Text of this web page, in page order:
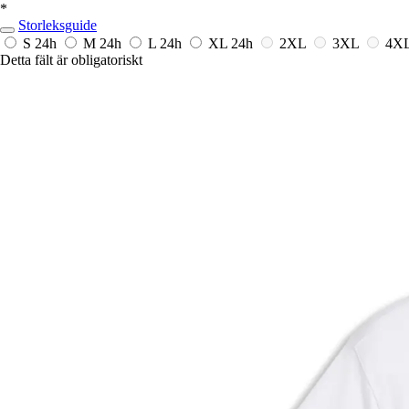
*
Storleksguide
S 24h M 24h L 24h XL 24h 2XL 3XL
Detta fält är obligatoriskt